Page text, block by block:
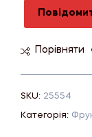
Порівняти
SKU: 25554
Категорія: